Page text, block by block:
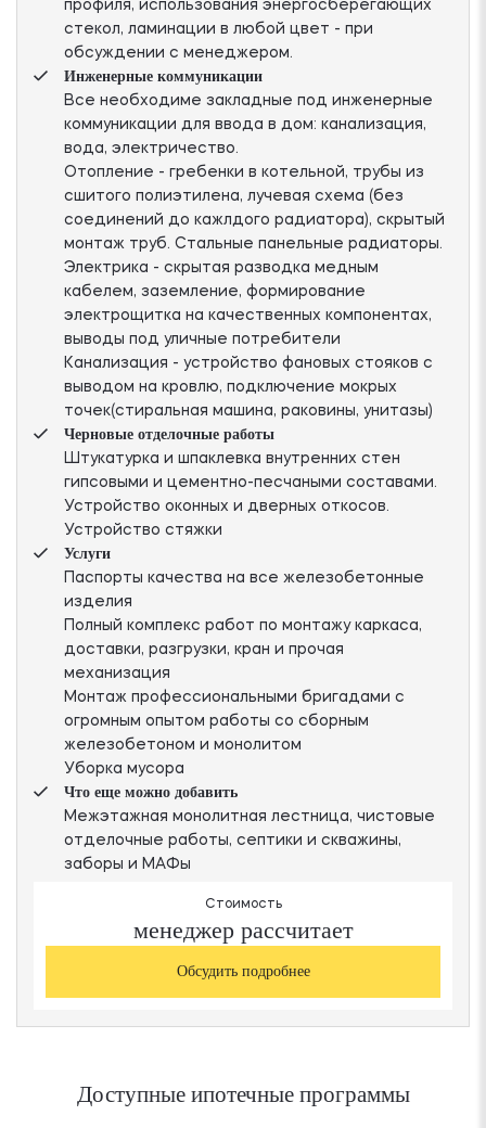
профиля, использования энергосберегающих
стекол, ламинации в любой цвет - при
обсуждении с менеджером.
Инженерные коммуникации
Все необходиме закладные под инженерные
коммуникации для ввода в дом: канализация,
вода, электричество.
Отопление - гребенки в котельной, трубы из
сшитого полиэтилена, лучевая схема (без
соединений до кажлдого радиатора), скрытый
монтаж труб. Стальные панельные радиаторы.
Электрика - скрытая разводка медным
кабелем, заземление, формирование
электрощитка на качественных компонентах,
выводы под уличные потребители
Канализация - устройство фановых стояков с
выводом на кровлю, подключение мокрых
точек(стиральная машина, раковины, унитазы)
Черновые отделочные работы
Штукатурка и шпаклевка внутренних стен
гипсовыми и цементно-песчаными составами.
Устройство оконных и дверных откосов.
Устройство стяжки
Услуги
Паспорты качества на все железобетонные
изделия
Полный комплекс работ по монтажу каркаса,
доставки, разгрузки, кран и прочая
механизация
Монтаж профессиональными бригадами с
огромным опытом работы со сборным
железобетоном и монолитом
Уборка мусора
Что еще можно добавить
Межэтажная монолитная лестница, чистовые
отделочные работы, септики и скважины,
заборы и МАФы
Стоимость
менеджер рассчитает
Обсудить подробнее
Доступные ипотечные программы